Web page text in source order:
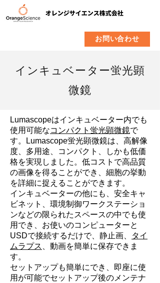
お問い合わせ
インキュベーター蛍光顕
微鏡
Lumascopeはインキュベーター内でも
使用可能なコンパクト蛍光顕微鏡で
す。Lumascope蛍光顕微鏡は、高解像
度、多用途、コンパクト、しかも低価
格を実現しました。低コストで高品質
の画像を得ることができ、細胞の挙動
を詳細に捉えることができます。
インキュベーターの他にも、安全キャ
ビネット、環境制御ワークステーショ
ンなどの限られたスペースの中でも使
用でき、お使いのコンピューターと
USDで接続するだけで、静止画、
タイ
ムラプス
、動画を簡単に保存できま
す。
セットアップも簡単にでき、即座に使
用が可能でセットアップ後のメンテナ